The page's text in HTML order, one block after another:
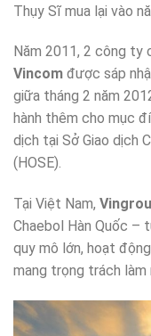
Thụy Sĩ mua lại vào
Năm 2011, 2 công ty
Vincom được sáp
giữa tháng 2 năm
hành thêm cho mục
dịch tại Sở Giao dịch
(HOSE).
Tại Việt Nam,
Chaebol Hàn Quốc –
quy mô lớn, hoạt
mang trọng trách làm